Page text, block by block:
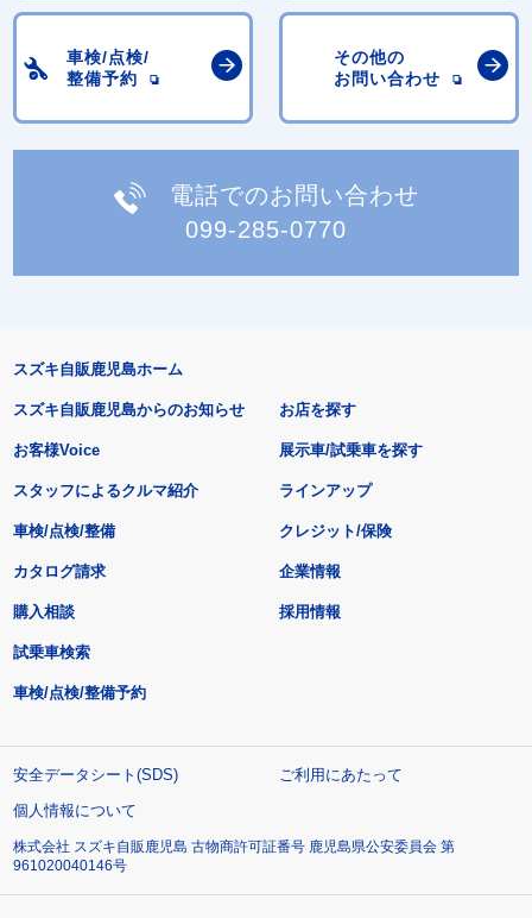
車検/点検/
整備予約
その他の
お問い合わせ
電話でのお問い合わせ
099-285-0770
スズキ自販鹿児島ホーム
スズキ自販鹿児島からのお知らせ
お客様Voice
スタッフによるクルマ紹介
お店を探す
展示車/試乗車を探す
ラインアップ
車検/点検/整備 クレジット/保険
カタログ請求
購入相談
試乗車検索
車検/点検/整備予約
企業情報
採用情報
安全データシート(SDS)
ご利用にあたって
個人情報について
株式会社 スズキ自販鹿児島 古物商許可証番号 鹿児島県公安委員会 第
961020040146号